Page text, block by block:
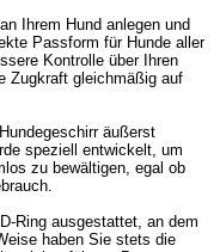
Ihrem Hund anlegen und
Passform für Hunde aller
Kontrolle über Ihren
Zugkraft gleichmäßig auf
äußerst
speziell entwickelt, um
zu bewältigen, egal ob
Ring ausgestattet, an dem
haben Sie stets die